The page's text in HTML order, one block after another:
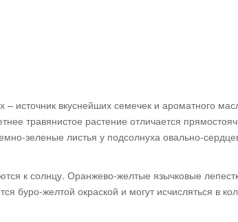
источник вкуснейших семечек и ароматного
травянистое растение отличается
зеленые листья у подсолнуха овально-
к солнцу. Оранжево-желтые язычковые
буро-желтой окраской и могут исчисляться в